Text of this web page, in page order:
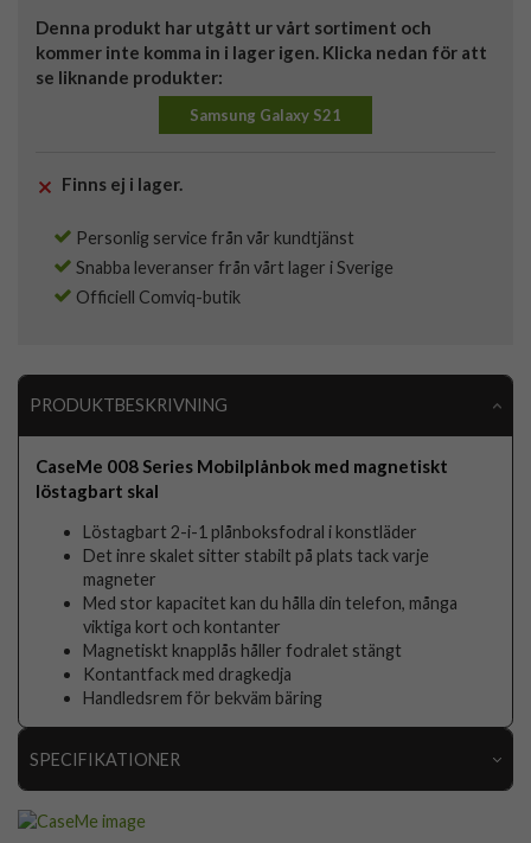
Denna produkt har utgått ur vårt sortiment och
kommer inte komma in i lager igen. Klicka nedan för att
se liknande produkter:
Samsung Galaxy S21
Finns ej i lager.
Personlig service från vår kundtjänst
Snabba leveranser från vårt lager i Sverige
Officiell Comviq-butik
PRODUKTBESKRIVNING
CaseMe 008 Series Mobilplånbok med magnetiskt
löstagbart skal
Löstagbart 2-i-1 plånboksfodral i konstläder
Det inre skalet sitter stabilt på plats tack varje
magneter
Med stor kapacitet kan du hålla din telefon, många
viktiga kort och kontanter
Magnetiskt knapplås håller fodralet stängt
Kontantfack med dragkedja
Handledsrem för bekväm bäring
SPECIFIKATIONER